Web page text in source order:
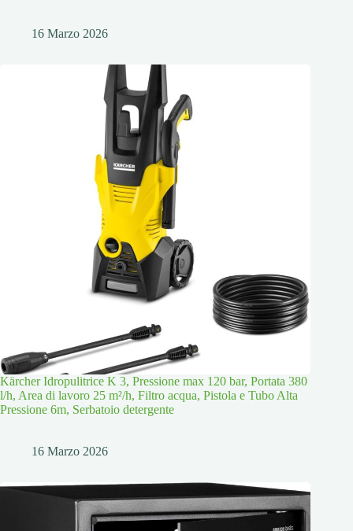
16 Marzo 2026
Kärcher Idropulitrice K 3, Pressione max 120 bar, Portata 380
l/h, Area di lavoro 25 m²/h, Filtro acqua, Pistola e Tubo Alta
Pressione 6m, Serbatoio detergente
16 Marzo 2026